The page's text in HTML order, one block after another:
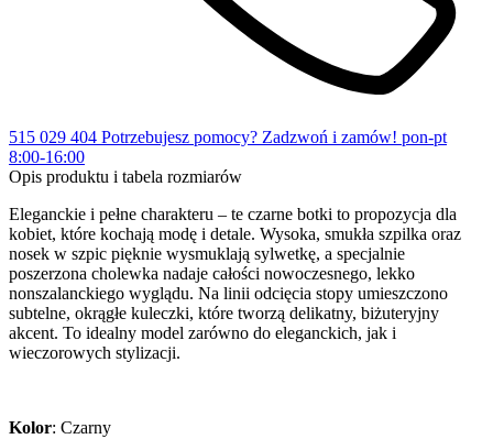
515 029 404 Potrzebujesz pomocy? Zadzwoń i zamów! pon-pt
8:00-16:00
Opis produktu i tabela rozmiarów
Eleganckie i pełne charakteru – te czarne botki to propozycja dla
kobiet, które kochają modę i detale. Wysoka, smukła szpilka oraz
nosek w szpic pięknie wysmuklają sylwetkę, a specjalnie
poszerzona cholewka nadaje całości nowoczesnego, lekko
nonszalanckiego wyglądu. Na linii odcięcia stopy umieszczono
subtelne, okrągłe kuleczki, które tworzą delikatny, biżuteryjny
akcent. To idealny model zarówno do eleganckich, jak i
wieczorowych stylizacji.
Kolor: Czarny